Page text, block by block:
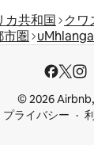
カ共和国
クワ
市圏 uMhlanga
© 2026
プライバシー